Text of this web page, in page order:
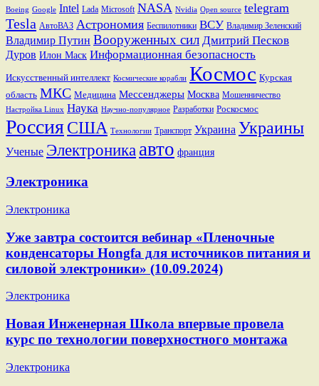
Boeing Google Intel Lada Microsoft NASA Nvidia Open source telegram
Tesla АвтоВАЗ Астрономия Беспилотники ВСУ Владимир Зеленский
Владимир Путин Вооруженных сил Дмитрий Песков
Дуров Илон Маск Информационная безопасность
Искусственный интеллект Космические корабли Космос Курская
область МКС Медицина Мессенджеры Москва Мошенничество
Настройка Linux Наука Научно-популярное Разработки Роскосмос
РоссияСША Технологии Транспорт Украина Украины
Ученые Электроника авто франция
Электроника
Электроника
Уже завтра состоится вебинар «Пленочные
конденсаторы Hongfa для источников питания и
силовой электроники» (10.09.2024)
Электроника
Новая Инженерная Школа впервые провела
курс по технологии поверхностного монтажа
Электроника